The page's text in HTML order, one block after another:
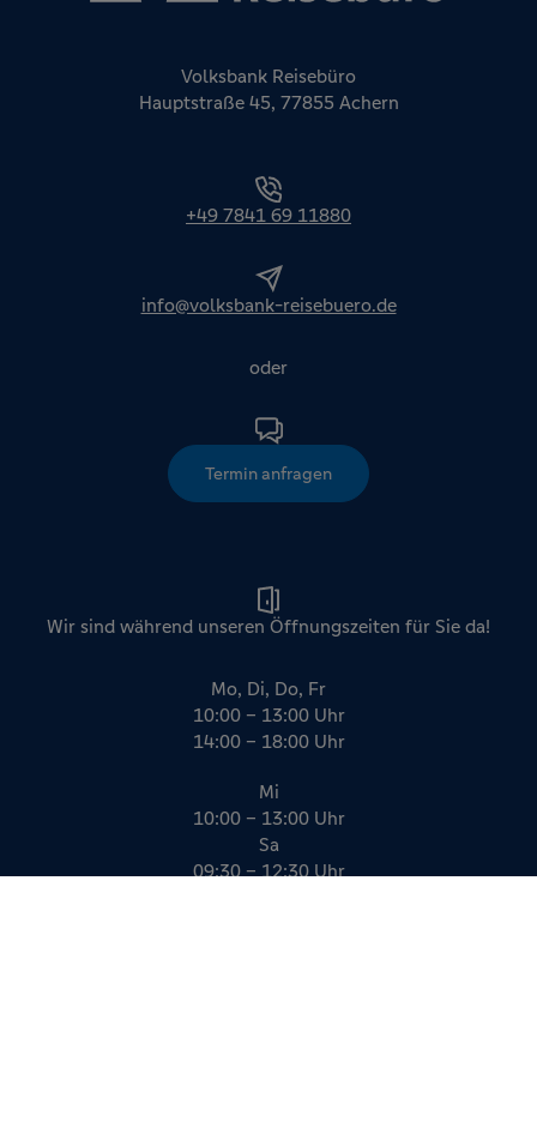
Volksbank Reisebüro
Hauptstraße 45, 77855 Achern
+49 7841 69 11880
info@volksbank-reisebuero.de
oder
Termin anfragen
Wir sind während unseren Öffnungszeiten für Sie da!
Mo, Di, Do, Fr
10:00 – 13:00 Uhr
14:00 – 18:00 Uhr
Mi
10:00 – 13:00 Uhr
Sa
09:30 – 12:30 Uhr